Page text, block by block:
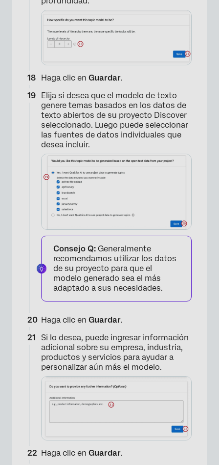
×
×
Haga clic en Guardar.
Elija si desea que el modelo de texto
genere temas basados en los datos de
texto abiertos de su proyecto Discover
seleccionado. Luego puede seleccionar
las fuentes de datos individuales que
desea incluir.
Consejo Q: Generalmente
recomendamos utilizar los datos
de su proyecto para que el
modelo generado sea el más
adaptado a sus necesidades.
Haga clic en Guardar.
Si lo desea, puede ingresar información
adicional sobre su empresa, industria,
productos y servicios para ayudar a
personalizar aún más el modelo.
Haga clic en Guardar.